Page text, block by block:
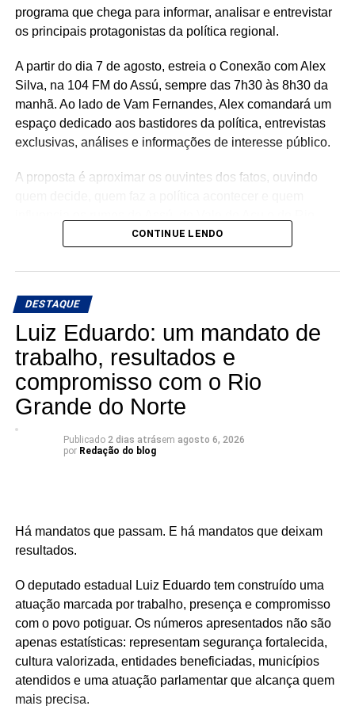
municípios de todas as regiões do Rio Grande do Norte,
consolidando uma atuação parlamentar marcada pela
continuam gerando benefícios para a população.
programa que chega para informar, analisar e entrevistar
os principais protagonistas da política regional.
A partir do dia 7 de agosto, estreia o Conexão com Alex
Silva, na 104 FM do Assú, sempre das 7h30 às 8h30 da
manhã. Ao lado de Vam Fernandes, Alex comandará um
espaço dedicado aos bastidores da política, entrevistas
exclusivas, análises e informações de interesse público.
A proposta é aproximar os ouvintes dos fatos, ouvindo
🎙️ O rádio ganha um novo espaço para o debate, a
Conexão com Alex Silva: onde a notícia ganha voz e os
bastidores viram informação.
📅 Estreia: 7 de agosto
📻 104 FM do Assú
🕢 Toda sexta-feira, das 7h30 às 8h30 da manhã.
CONTINUE LENDO
DESTAQUE
Luiz Eduardo: um mandato de
trabalho, resultados e
compromisso com o Rio
Grande do Norte
Publicado 2 dias atrásem agosto 6, 2026
por Redação do blog
Há mandatos que passam. E há mandatos que deixam
resultados.
O deputado estadual Luiz Eduardo tem construído uma
atuação marcada por trabalho, presença e compromisso
com o povo potiguar. Os números apresentados não são
apenas estatísticas: representam segurança fortalecida,
cultura valorizada, entidades beneficiadas, municípios
atendidos e uma atuação parlamentar que alcança quem
mais precisa.